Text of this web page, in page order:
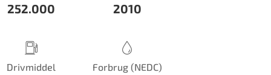
252.000 2010
Drivmiddel Forbrug (NEDC)